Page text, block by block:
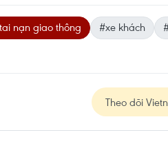
nạn giao thông #xe khách
Theo dõi